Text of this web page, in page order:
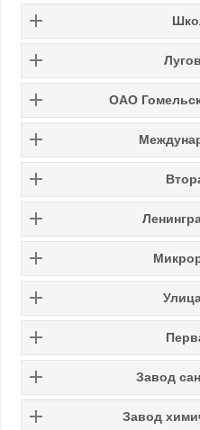
ОАО
Завод
Завод